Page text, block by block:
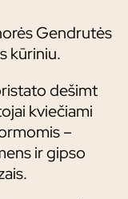
Gendrutės
kūriniu.
dešimt
kviečiami
–
ir gipso